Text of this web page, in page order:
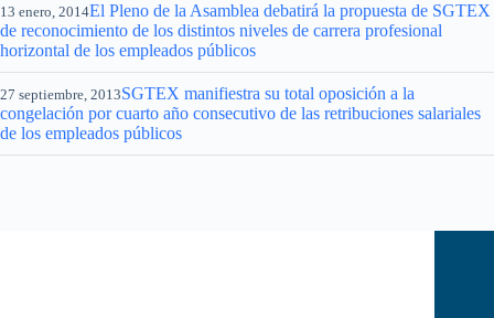
13 enero, 2014El Pleno de la Asamblea debatirá la propuesta de SGTEX
de reconocimiento de los distintos niveles de carrera profesional
horizontal de los empleados públicos
27 septiembre, 2013SGTEX manifiestra su total oposición a la
congelación por cuarto año consecutivo de las retribuciones salariales
de los empleados públicos